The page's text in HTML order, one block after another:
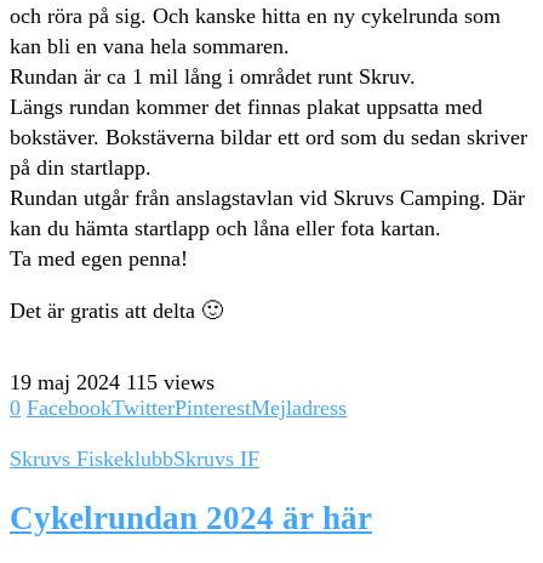
och röra på sig. Och kanske hitta en ny cykelrunda som
kan bli en vana hela sommaren.
Rundan är ca 1 mil lång i området runt Skruv.
Längs rundan kommer det finnas plakat uppsatta med
bokstäver. Bokstäverna bildar ett ord som du sedan skriver
på din startlapp.
Rundan utgår från anslagstavlan vid Skruvs Camping. Där
kan du hämta startlapp och låna eller fota kartan.
Ta med egen penna!
Det är gratis att delta 🙂
19 maj 2024 115 views
0 FacebookTwitterPinterestMejladress
Skruvs FiskeklubbSkruvs IF
Cykelrundan 2024 är här